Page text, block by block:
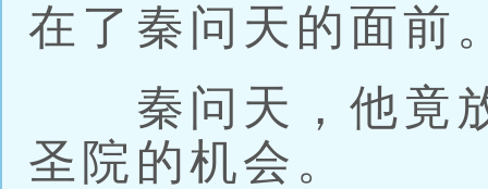
在了秦问天的面前
秦问天，他竟放
圣院的机会。